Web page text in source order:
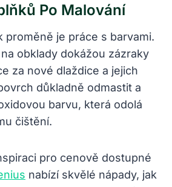
Po Malování
proměně je práce s barvami.
obklady dokážou zázraky
za nové dlaždice a jejich
důkladně odmastit a
barvu, která odolá
čištění.
pro cenově dostupné
nabízí skvělé nápady, jak